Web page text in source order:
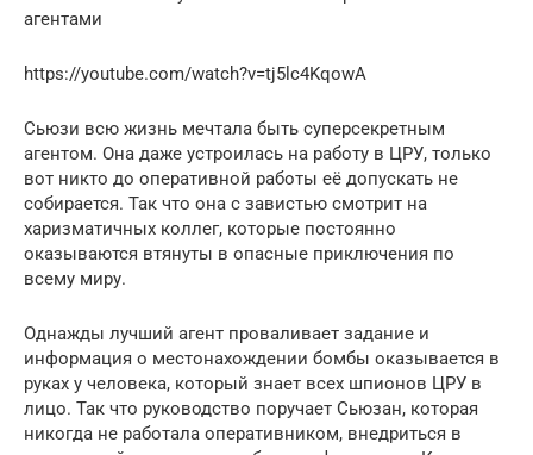
агентами
https://youtube.com/watch?v=tj5lc4KqowA
Сьюзи всю жизнь мечтала быть суперсекретным
агентом. Она даже устроилась на работу в ЦРУ, только
вот никто до оперативной работы её допускать не
собирается. Так что она с завистью смотрит на
харизматичных коллег, которые постоянно
оказываются втянуты в опасные приключения по
всему миру.
Однажды лучший агент проваливает задание и
информация о местонахождении бомбы оказывается в
руках у человека, который знает всех шпионов ЦРУ в
лицо. Так что руководство поручает Сьюзан, которая
никогда не работала оперативником, внедриться в